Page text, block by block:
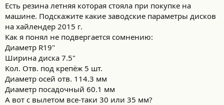
Есть резина летняя которая стояла при покупке на
машине. Подскажите какие заводские параметры дисков
на хайлендер 2015 г.
Как я понял не подвергается сомнению:
Диаметр R19"
Ширина диска 7.5"
Кол. Отв. под крепёж 5 шт.
Диаметр осей отв. 114.3 мм
Диаметр посадочный 60.1 мм
А вот с вылетом все-таки 30 или 35 мм?